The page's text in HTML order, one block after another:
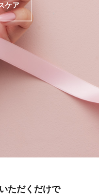
ケア
ただくだけで